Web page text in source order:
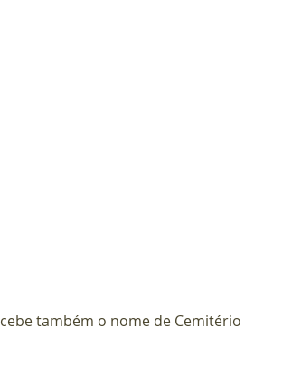
também o nome de Cemitério